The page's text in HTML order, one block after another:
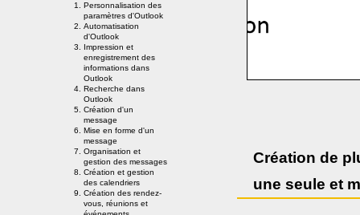
Personnalisation des
paramètres d'Outlook
Automatisation
d'Outlook
Impression et
enregistrement des
informations dans
Outlook
Recherche dans
Outlook
Création d'un
message
Mise en forme d'un
message
Organisation et
gestion des messages
Création et gestion
des calendriers
Création des rendez-
vous, réunions et
Création de
une seule et